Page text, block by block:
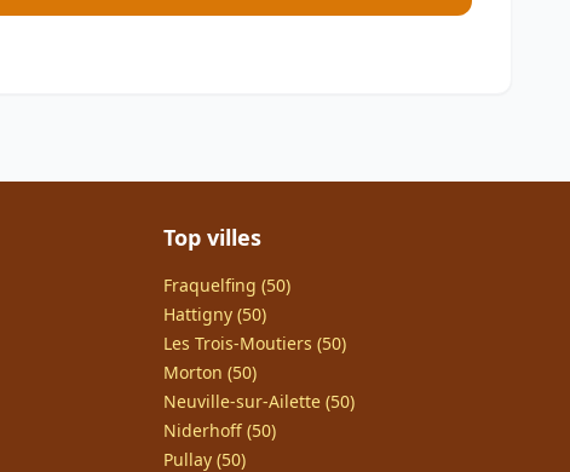
Top villes
Fraquelfing (50)
Hattigny (50)
Les Trois-Moutiers (50)
Morton (50)
Neuville-sur-Ailette (50)
Niderhoff (50)
Pullay (50)